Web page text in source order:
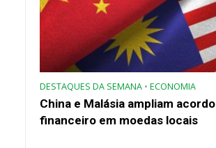
DESTAQUES DA SEMANA • ECONOMIA
China e Malásia ampliam acordo
financeiro em moedas locais